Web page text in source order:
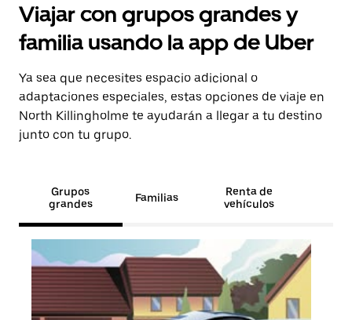
Viajar con grupos grandes y
familia usando la app de Uber
Ya sea que necesites espacio adicional o
adaptaciones especiales, estas opciones de viaje en
North Killingholme te ayudarán a llegar a tu destino
junto con tu grupo.
Grupos
grandes
Familias
Renta de
vehículos